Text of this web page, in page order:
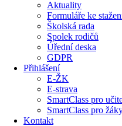
Aktuality
Formuláře ke
Školská rada
Spolek rodičů
Úřední deska
GDPR
Přihlášení
E-ŽK
E-strava
SmartClass pro
SmartClass pro
Kontakt